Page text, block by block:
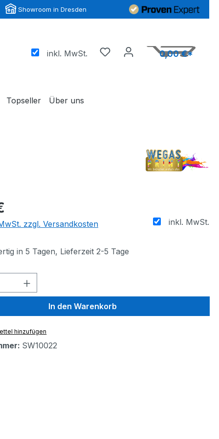
Showroom in Dresden
inkl. MwSt. 0,00 €*
Topseller Über uns
inkl. MwSt.
zzgl. Versandkosten
in 5 Tagen, Lieferzeit 2-5 Tage
Gib den gewünschten Wert
In den Warenkorb
hinzufügen
SW10022